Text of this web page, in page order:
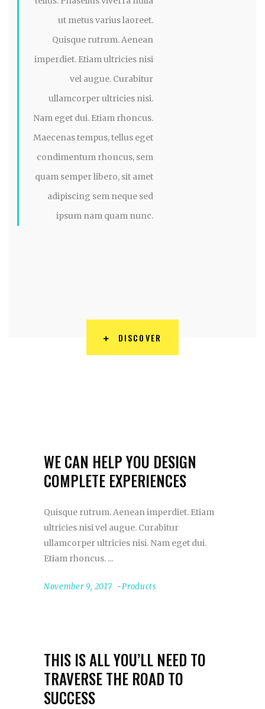
ut metus varius laoreet.
Quisque rutrum. Aenean
imperdiet. Etiam ultricies nisi
vel augue. Curabitur
ullamcorper ultricies nisi.
Nam eget dui. Etiam rhoncus.
Maecenas tempus, tellus eget
condimentum rhoncus, sem
quam semper libero, sit amet
adipiscing sem neque sed
ipsum nam quam nunc.
DISCOVER
WE CAN HELP YOU DESIGN
COMPLETE EXPERIENCES
Quisque rutrum. Aenean imperdiet. Etiam
ultricies nisi vel augue. Curabitur
ullamcorper ultricies nisi. Nam eget dui.
Etiam rhoncus.
November 9, 2017 Products
THIS IS ALL YOU’LL NEED TO
TRAVERSE THE ROAD TO
SUCCESS